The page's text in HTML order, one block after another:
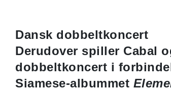
Dansk dobbeltkoncert
Derudover spiller Cabal
dobbeltkoncert i
Siamese-albummet